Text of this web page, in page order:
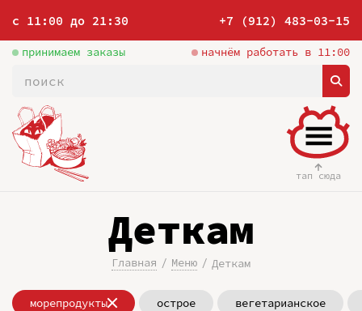
с 11:00 до 21:30 +7 (912) 483-03-15
принимаем заказы начнём работать в 11:00
тап сюда
Деткам
Главная Меню Деткам
морепродукты острое вегетарианское